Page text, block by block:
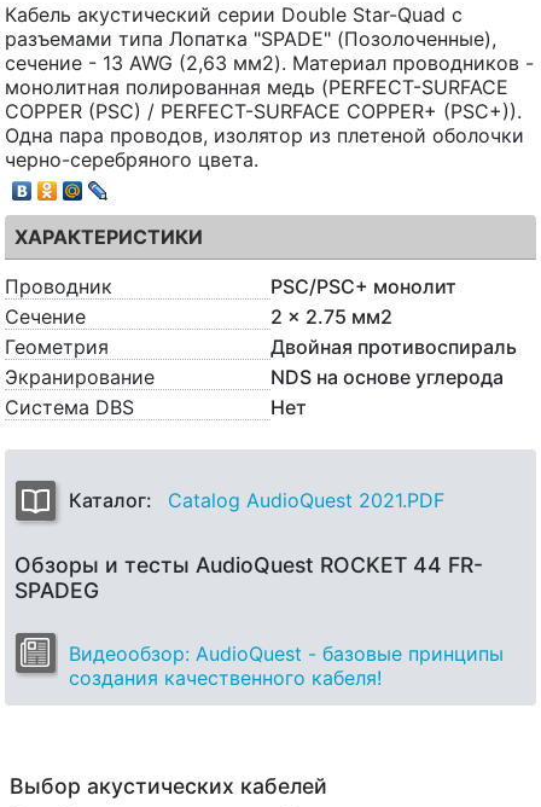
Кабель акустический серии Double Star-Quad с
разъемами типа Лопатка "SPADE" (Позолоченные),
сечение - 13 AWG (2,63 мм2). Материал проводников -
монолитная полированная медь (PERFECT-SURFACE
COPPER (PSC) / PERFECT-SURFACE COPPER+ (PSC+)).
Одна пара проводов, изолятор из плетеной оболочки
черно-серебряного цвета.
ХАРАКТЕРИСТИКИ
Проводник
PSC/PSC+ монолит
Сечение
2 x 2.75 мм2
Геометрия
Двойная противоспираль
Экранирование
NDS на основе углерода
Система DBS
Нет
Каталог: Catalog AudioQuest 2021.PDF
Обзоры и тесты AudioQuest ROCKET 44 FR-
SPADEG
Видеообзор: AudioQuest - базовые принципы
создания качественного кабеля!
Выбор акустических кабелей